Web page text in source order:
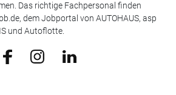
Das richtige Fachpersonal finden
dem Jobportal von AUTOHAUS, asp
und Autoflotte.